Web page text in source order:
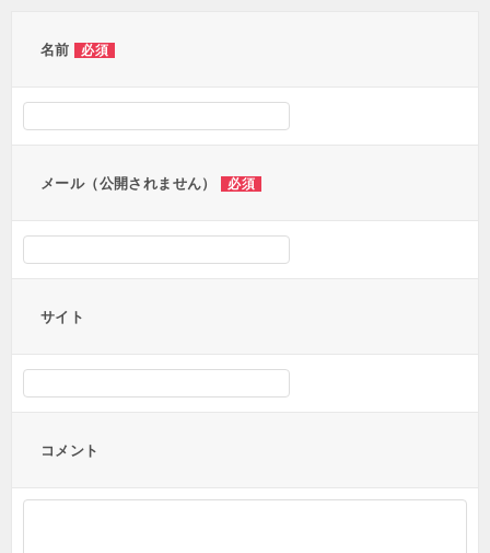
名前 必須
メール（公開されません） 必須
サイト
コメント